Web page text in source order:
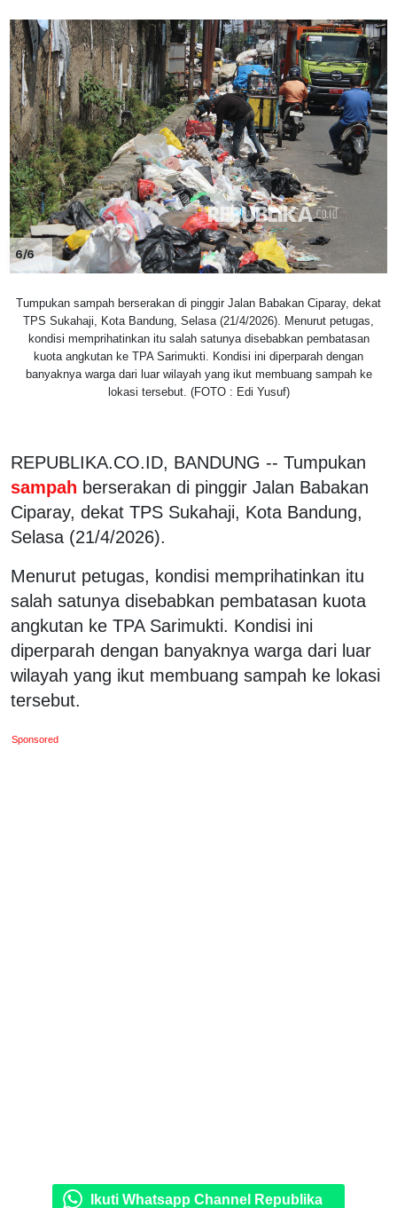
6/6
Tumpukan sampah berserakan di pinggir Jalan Babakan Ciparay, dekat
TPS Sukahaji, Kota Bandung, Selasa (21/4/2026). Menurut petugas,
kondisi memprihatinkan itu salah satunya disebabkan pembatasan
kuota angkutan ke TPA Sarimukti. Kondisi ini diperparah dengan
banyaknya warga dari luar wilayah yang ikut membuang sampah ke
lokasi tersebut. (FOTO : Edi Yusuf)
REPUBLIKA.CO.ID, BANDUNG -- Tumpukan
sampah berserakan di pinggir Jalan Babakan
Ciparay, dekat TPS Sukahaji, Kota Bandung,
Selasa (21/4/2026).
Menurut petugas, kondisi memprihatinkan itu
salah satunya disebabkan pembatasan kuota
angkutan ke TPA Sarimukti. Kondisi ini
diperparah dengan banyaknya warga dari luar
wilayah yang ikut membuang sampah ke lokasi
tersebut.
Sponsored
Ikuti Whatsapp Channel Republika